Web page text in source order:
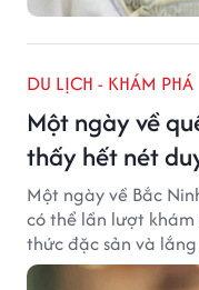
DU LỊCH - KHÁM PHÁ
Một ngày về
thấy hết nét
Một ngày về Bắc
có thể lần lượt
thức đặc sản và
nhận trọn vẹn nét